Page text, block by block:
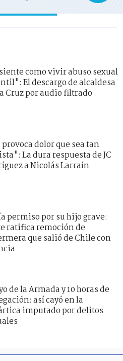
como vivir abuso sexual
El descargo de alcaldesa
Cruz por audio filtrado
dolor que sea tan
La dura respuesta de JC
a Nicolás Larraín
permiso por su hijo grave:
ratifica remoción de
que salió de Chile con
de la Armada y 10 horas de
así cayó en la
imputado por delitos